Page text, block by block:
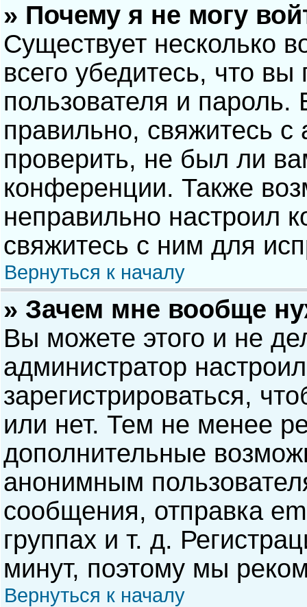
» Почему я не могу
Существует несколько
всего убедитесь, что
пользователя и
правильно, свяжитесь
проверить, не был ли
конференции. Также
неправильно настроил
свяжитесь с ним для
Вернуться к началу
» Зачем мне вообще
Вы можете этого и не
администратор
зарегистрироваться,
или нет. Тем не менее
дополнительные
анонимным
сообщения, отправка
группах и т. д.
минут, поэтому мы
Вернуться к началу